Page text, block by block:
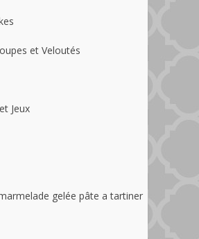
et Veloutés
Jeux
gelée pâte a tartiner